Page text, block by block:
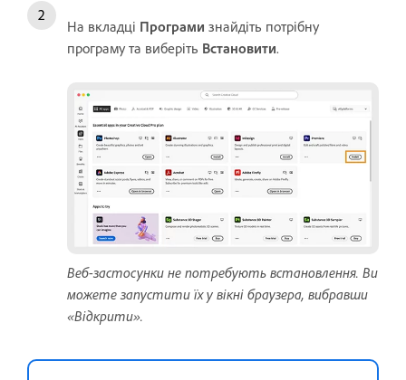
На вкладці Програми знайдіть потрібну
програму та виберіть Встановити.
Веб-застосунки не потребують встановлення. Ви
можете запустити їх у вікні браузера, вибравши
«Відкрити».